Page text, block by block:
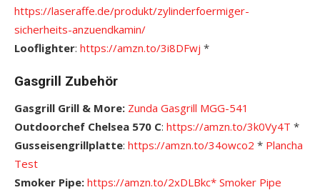
https://laseraffe.de/produkt/zylinderfoermiger-
sicherheits-anzuendkamin/
Looflighter: https://amzn.to/3i8DFwj *
Gasgrill Zubehör
Gasgrill Grill & More: Zunda Gasgrill MGG-541
Outdoorchef Chelsea 570 C: https://amzn.to/3k0Vy4T *
Gusseisengrillplatte: https://amzn.to/34owco2 * Plancha
Test
Smoker Pipe: https://amzn.to/2xDLBkc* Smoker Pipe